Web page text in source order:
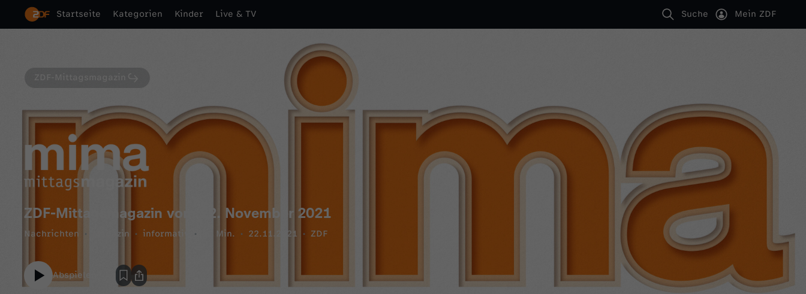
Startseite Kategorien Kinder Live & TV Suche Mein ZDF
ZDF-Mittagsmagazin vom 22. November 2021
Nachrichten Magazin informativ 51 Min. 22.11.2021 ZDF
Abspielen